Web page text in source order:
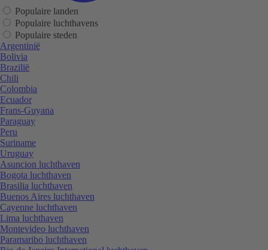
Populaire landen
Populaire luchthavens
Populaire steden
Argentinië
Bolivia
Brazilië
Chili
Colombia
Ecuador
Frans-Guyana
Paraguay
Peru
Suriname
Uruguay
Asuncion luchthaven
Bogota luchthaven
Brasilia luchthaven
Buenos Aires luchthaven
Cayenne luchthaven
Lima luchthaven
Montevideo luchthaven
Paramaribo luchthaven